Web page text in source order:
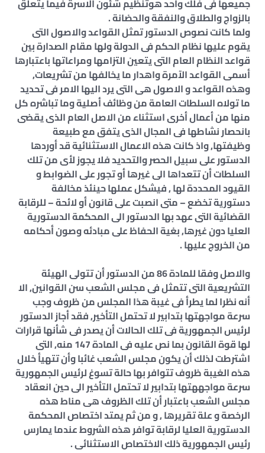
جميعها فى فلك واحد هوتنظيم شئون الاسرة فيما يتعلق
بالزواج والطلاق والنفقة والحضانة .
ولما كانت نصوص الدستور تمثل القواعد والاصول التى
يقوم عليها نظام الحكم فى الدولة ولها مقام الصدارة بين
قواعد النظام العام التى يتعين التزامها ومراعاتها باعتبارها
أسمى القواعد الآمرة واهدار ما يخالفها من تشريعات,
وهذه القواعد و الاصول هى التى يرد اليها الامر فى تحديد
ما تولاه السلطات العامة من وظائف أصلية وما تباشره كل
منها من أعمال أخرى استثناء من الاصل العام الذى يقضى
بانحصار نشاطها فى المجال الذى يتفق مع طبيعة
وظيفتها, واذ كانت هذه الاعمال الاستثنائية قد أوردها
الدستور على سبيل الحصر والتحديد فلا يجوز لأى من تلك
السلطات أن تتعداها الى غيرها أو تجور على الضوابط و
القيود المحددة لها , فيشكل عملها حينئذ مخالفة
دستورية تخضع – متى انصبت على قانون أو لائحة – للرقابة
القضائية التى عهد بها الدستور الى المحكمة الدستورية
العليا دون غيرها, بغية الحفاظ على مبادئه وصون أحكامه
من الخروج عليها .
والاصل وفقا للمادة 86 من الدستور أن تتولى الهيئة
التشريعية التى تتمثل فى مجلس الشعب سن القوانين, الا
أنه نظرا لما يطرأ فى غيبة هذا المجلس من ظروف وجب
سرعة مواجهتها بتدابير لا تحتمل التأخير, فقد أجاز الدستور
لرئيس الجمهورية فى تلك الحالات أن يصدر فى شأنها قرارات
لها قوة القانون بما نص عليه فى المادة 147 منه, التى
اشترطت لذلك أن يكون مجلس الشعب غائبا وأن تتهيأ خلال
هذه الغيبة ظروف تتوافر بها حالة تسوغ لرئيس الجمهورية
سرعة مواجههتها بتدابير لا تحتمل التأخير الى حين انعقاد
مجلس الشعب باعتبار أن تلك الظروف هى مناط هذه
الرخصة و علة تقريرها , و من ثم يمتد اختصاص المحكمة
الدستورية العليا لرقابة توافر هذه الشروط عندما يمارس
رئيس الجمهورية ذلك الاختصاص الاستثنائى .